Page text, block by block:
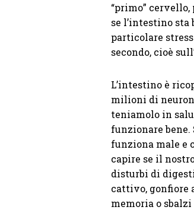
“primo”
se l’intestino sta
particolare
secondo, cioè
L’intestino è
milioni di
teniamolo in
funzionare
funziona male e
capire se il
disturbi di
cattivo, gonfiore
memoria o